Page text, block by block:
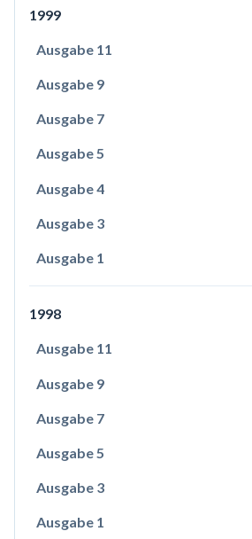
1999
Ausgabe 11
Ausgabe 9
Ausgabe 7
Ausgabe 5
Ausgabe 4
Ausgabe 3
Ausgabe 1
1998
Ausgabe 11
Ausgabe 9
Ausgabe 7
Ausgabe 5
Ausgabe 3
Ausgabe 1